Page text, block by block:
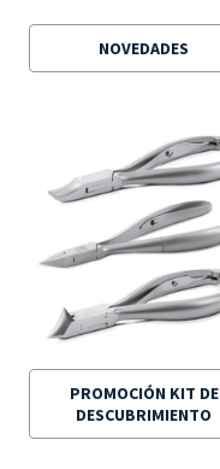
NOVEDADES
PROMOCIÓN KIT DE
DESCUBRIMIENTO